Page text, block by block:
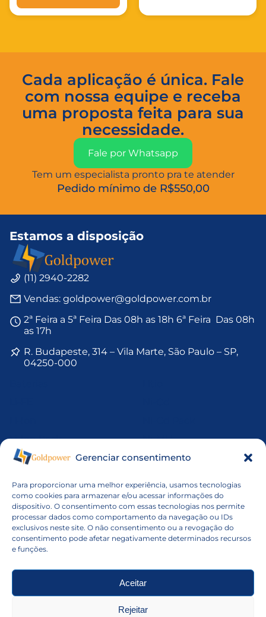
Gerenciar consentimento
Para proporcionar uma melhor experiência, usamos tecnologias
como cookies para armazenar e/ou acessar informações do
dispositivo. O consentimento com essas tecnologias nos permite
processar dados como comportamento da navegação ou IDs
exclusivos neste site. O não consentimento ou a revogação do
consentimento pode afetar negativamente determinados recursos
e funções.
Aceitar
Rejeitar
Cada aplicação é única. Fale
com nossa equipe e receba
uma proposta feita para sua
necessidade.
Fale por Whatsapp
Tem um especialista pronto pra te atender
Pedido mínimo de R$550,00
Estamos a disposição
(11) 2940-2282
Vendas: goldpower@goldpower.com.br
2ª Feira a 5ª Feira Das 08h as 18h 6ª Feira Das 08h
as 17h
R. Budapeste, 314 – Vila Marte, São Paulo – SP,
04250-000
Li-Ion Pack
Li-MnO2
Li-Po Pack
Li-SOCl2
Ni-MH
Ni-Mh Pack
Pack de Baterias
VRLA
Montagem de Packs